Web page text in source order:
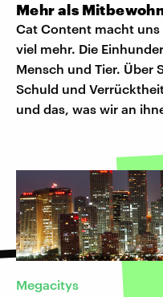
Mehr als
Cat Content macht
viel mehr. Die
Mensch und Tier. Über
Schuld und
und das, was wir an
Megacitys